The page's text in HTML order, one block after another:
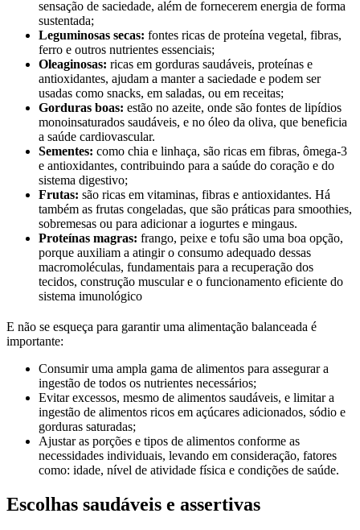
sensação de saciedade, além de fornecerem energia de forma
sustentada;
Leguminosas secas: fontes ricas de proteína vegetal, fibras,
ferro e outros nutrientes essenciais;
Oleaginosas: ricas em gorduras saudáveis, proteínas e
antioxidantes, ajudam a manter a saciedade e podem ser
usadas como snacks, em saladas, ou em receitas;
Gorduras boas: estão no azeite, onde são fontes de lipídios
monoinsaturados saudáveis, e no óleo da oliva, que beneficia
a saúde cardiovascular.
Sementes: como chia e linhaça, são ricas em fibras, ômega-3
e antioxidantes, contribuindo para a saúde do coração e do
sistema digestivo;
Frutas: são ricas em vitaminas, fibras e antioxidantes. Há
também as frutas congeladas, que são práticas para smoothies,
sobremesas ou para adicionar a iogurtes e mingaus.
Proteínas magras: frango, peixe e tofu são uma boa opção,
porque auxiliam a atingir o consumo adequado dessas
macromoléculas, fundamentais para a recuperação dos
tecidos, construção muscular e o funcionamento eficiente do
sistema imunológico
E não se esqueça para garantir uma alimentação balanceada é
importante:
Consumir uma ampla gama de alimentos para assegurar a
ingestão de todos os nutrientes necessários;
Evitar excessos, mesmo de alimentos saudáveis, e limitar a
ingestão de alimentos ricos em açúcares adicionados, sódio e
gorduras saturadas;
Ajustar as porções e tipos de alimentos conforme as
necessidades individuais, levando em consideração, fatores
como: idade, nível de atividade física e condições de saúde.
Escolhas saudáveis e assertivas